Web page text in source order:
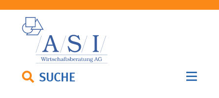
SUCHE